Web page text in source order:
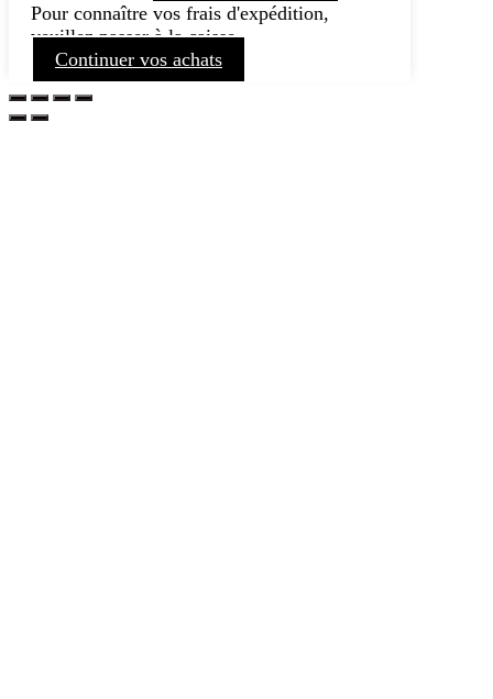
Pour connaître vos frais d'expédition,
veuillez passer à la caisse.
Continuer vos achats